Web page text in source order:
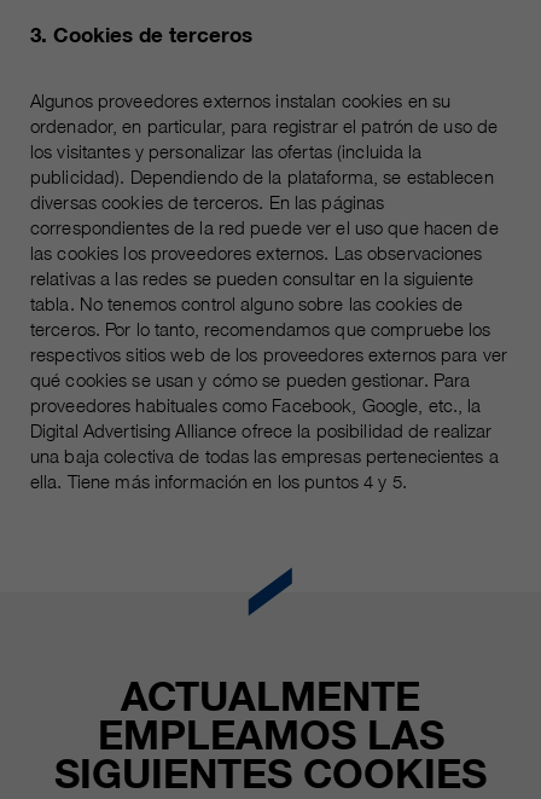
3. Cookies de terceros
Algunos proveedores externos instalan cookies en su
ordenador, en particular, para registrar el patrón de uso de
los visitantes y personalizar las ofertas (incluida la
publicidad). Dependiendo de la plataforma, se establecen
diversas cookies de terceros. En las páginas
correspondientes de la red puede ver el uso que hacen de
las cookies los proveedores externos. Las observaciones
relativas a las redes se pueden consultar en la siguiente
tabla. No tenemos control alguno sobre las cookies de
terceros. Por lo tanto, recomendamos que compruebe los
respectivos sitios web de los proveedores externos para ver
qué cookies se usan y cómo se pueden gestionar. Para
proveedores habituales como Facebook, Google, etc., la
Digital Advertising Alliance ofrece la posibilidad de realizar
una baja colectiva de todas las empresas pertenecientes a
ella. Tiene más información en los puntos 4 y 5.
ACTUALMENTE
EMPLEAMOS LAS
SIGUIENTES COOKIES